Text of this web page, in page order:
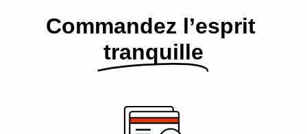
Commandez l’esprit​
tranquille